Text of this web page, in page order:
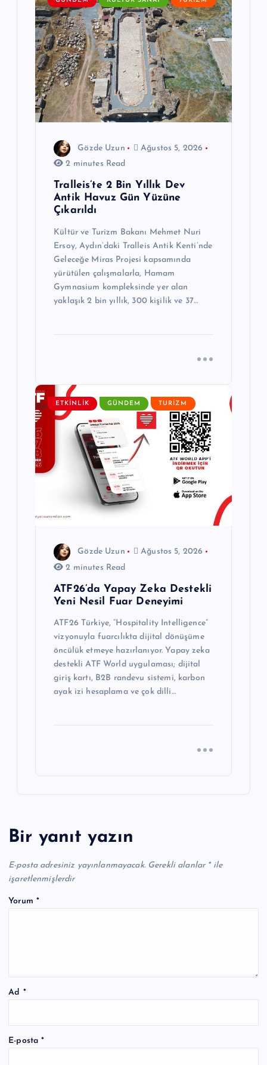
Gözde Uzun
Ağustos 5, 2026
2 minutes Read
Tralleis’te 2 Bin Yıllık Dev
Antik Havuz Gün Yüzüne
Çıkarıldı
Kültür ve Turizm Bakanı Mehmet Nuri
Ersoy, Aydın’daki Tralleis Antik Kenti’nde
Geleceğe Miras Projesi kapsamında
yürütülen çalışmalarla, Hamam
Gymnasium kompleksinde yer alan
yaklaşık 2 bin yıllık, 300 kişilik ve 37…
ETKINLIK GÜNDEM TURIZM
Gözde Uzun
Ağustos 5, 2026
2 minutes Read
ATF26’da Yapay Zeka Destekli
Yeni Nesil Fuar Deneyimi
ATF26 Türkiye, “Hospitality Intelligence”
vizyonuyla fuarcılıkta dijital dönüşüme
öncülük etmeye hazırlanıyor. Yapay zeka
destekli ATF World uygulaması; dijital
giriş kartı, B2B randevu sistemi, karbon
ayak izi hesaplama ve çok dilli…
Bir yanıt yazın
E-posta adresiniz yayınlanmayacak. Gerekli alanlar *ile
işaretlenmişlerdir
Yorum *
Ad *
E-posta*